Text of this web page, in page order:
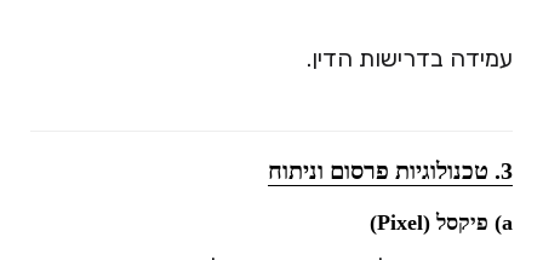
עמידה בדרישות הדין.
3. טכנולוגיות פרסום וניתוח
a) פיקסל (Pixel)